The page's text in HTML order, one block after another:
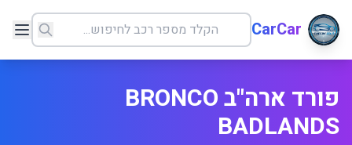
CarCar
פורד ארה"ב BRONCO
BADLANDS